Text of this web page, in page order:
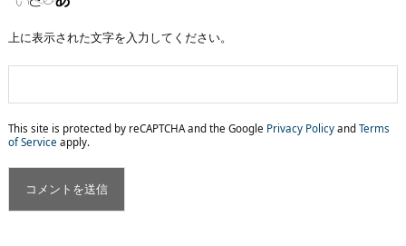
上に表示された文字を入力してください。
This site is protected by reCAPTCHA and the Google Privacy Policy and Terms
of Service apply.